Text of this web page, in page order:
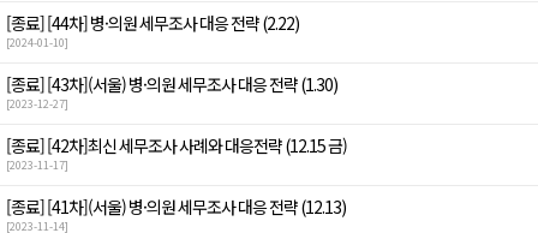
[종료][44차] 병·의원 세무조사 대응 전략 (2.22)
[2024-01-10]
[종료][43차](서울) 병·의원 세무조사 대응 전략 (1.30)
[2023-12-27]
[종료][42차]최신 세무조사 사례와 대응전략 (12.15 금)
[2023-11-17]
[종료][41차](서울) 병·의원 세무조사 대응 전략 (12.13)
[2023-11-14]